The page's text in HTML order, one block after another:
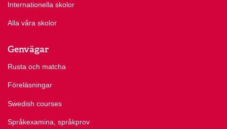
Internationella skolor
Alla våra skolor
Genvägar
Rusta och matcha
Föreläsningar
Swedish courses
Språkexamina, språkprov